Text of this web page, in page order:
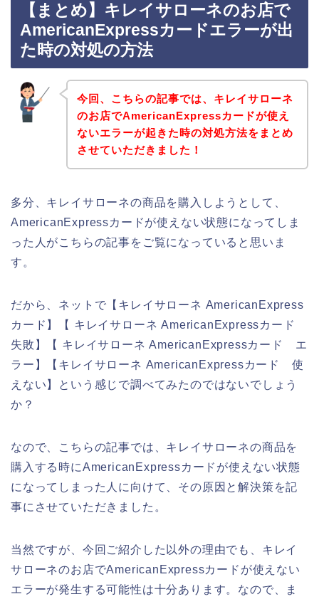
【まとめ】キレイサローネのお店で
AmericanExpressカードエラーが出
た時の対処の方法
今回、こちらの記事では、キレイサローネ
のお店でAmericanExpressカードが使え
ないエラーが起きた時の対処方法をまとめ
させていただきました！
多分、キレイサローネの商品を購入しようとして、
AmericanExpressカードが使えない状態になってしま
った人がこちらの記事をご覧になっていると思いま
す。
だから、ネットで【キレイサローネ AmericanExpress
カード】【 キレイサローネ AmericanExpressカード
失敗】【 キレイサローネ AmericanExpressカード エ
ラー】【キレイサローネ AmericanExpressカード 使
えない】という感じで調べてみたのではないでしょう
か？
なので、こちらの記事では、キレイサローネの商品を
購入する時にAmericanExpressカードが使えない状態
になってしまった人に向けて、その原因と解決策を記
事にさせていただきました。
当然ですが、今回ご紹介した以外の理由でも、キレイ
サローネのお店でAmericanExpressカードが使えない
エラーが発生する可能性は十分あります。なので、ま